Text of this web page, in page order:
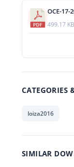
OCE-17-
499.17 KB
CATEGORIES
loiza2016
SIMILAR